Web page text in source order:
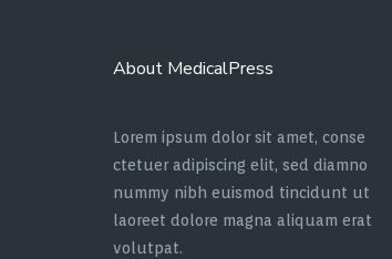
About MedicalPress
Lorem ipsum dolor sit amet, conse
ctetuer adipiscing elit, sed diamno
nummy nibh euismod tincidunt ut
laoreet dolore magna aliquam erat
volutpat.